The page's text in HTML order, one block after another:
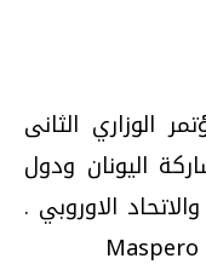
الوزاري الثانى
اليونان ودول
الاوروبي .